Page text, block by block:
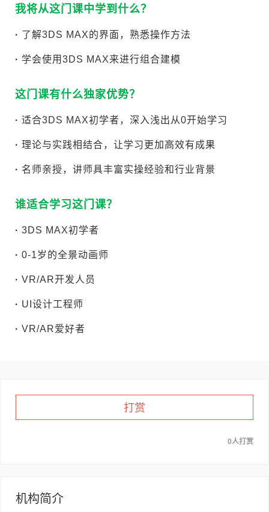
我将从这门课中学到什么？
· 了解3DS MAX的界面，熟悉操作方法
· 学会使用3DS MAX来进行组合建模
这门课有什么独家优势？
· 适合3DS MAX初学者，深入浅出从0开始学习
· 理论与实践相结合，让学习更加高效有成果
· 名师亲授，讲师具丰富实操经验和行业背景
谁适合学习这门课？
· 3DS MAX初学者
· 0-1岁的全景动画师
· VR/AR开发人员
· UI设计工程师
· VR/AR爱好者
打赏
0人打赏
机构简介